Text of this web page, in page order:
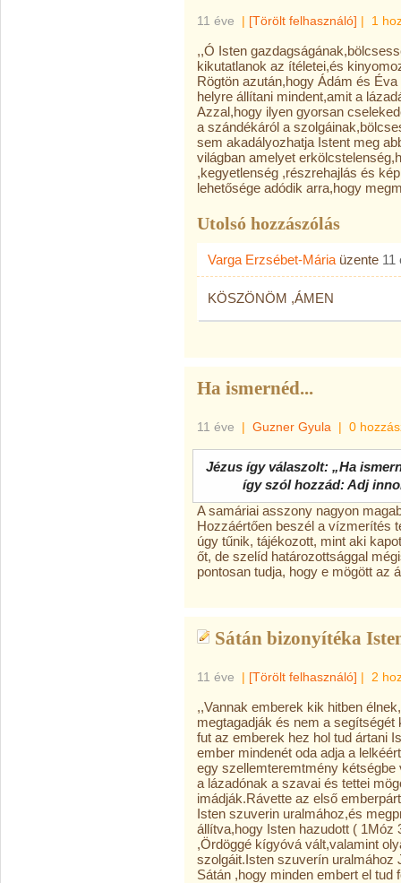
11 éve | [Törölt felhasználó] | 1
,,Ó Isten
kikutatlanok az ítéletei,és
Rögtön azután,hogy Ádám és
helyre állítani mindent,amit a
Azzal,hogy ilyen gyorsan
a szándékáról a
sem akadályozhatja Istent meg
világban amelyet
,kegyetlenség ,részrehajlás és
lehetősége adódik arra,hogy
Utolsó hozzászólás
Varga Erzsébet-Mária üzente 11
KÖSZÖNÖM ,ÁMEN
Ha ismernéd...
11 éve | Guzner Gyula | 0
Jézus így válaszolt: „Ha
így szól hozzád: Adj
A samáriai asszony nagyon
Hozzáértően beszél a vízmerítés
úgy tűnik, tájékozott, mint aki
őt, de szelíd határozottsággal
pontosan tudja, hogy e mögött az
Sátán bizonyítéka
11 éve | [Törölt felhasználó] | 2
,,Vannak emberek kik hitben
megtagadják és nem a
fut az emberek hez hol tud ártani
ember mindenét oda adja a
egy szellemteremtmény
a lázadónak a szavai és tettei
imádják.Rávette az első
Isten szuverin uralmához,és
állítva,hogy Isten hazudott ( 1Móz
,Ördöggé kígyóvá vált,valamint
szolgáit.Isten szuverín uralmához
Sátán ,hogy minden embert el tud